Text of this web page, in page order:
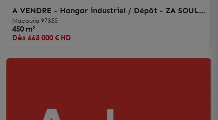
A VENDRE - Hangar industriel / Dépôt - ZA SOULA
- 450 m2
Macouria 97355
450 m²
Dès 663 000 € HD